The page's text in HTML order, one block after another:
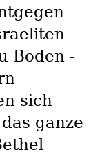
Boden -
sich
ganze